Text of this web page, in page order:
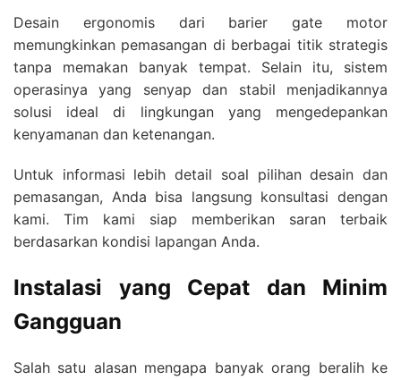
Desain ergonomis dari barier gate motor
memungkinkan pemasangan di berbagai titik strategis
tanpa memakan banyak tempat. Selain itu, sistem
operasinya yang senyap dan stabil menjadikannya
solusi ideal di lingkungan yang mengedepankan
kenyamanan dan ketenangan.
Untuk informasi lebih detail soal pilihan desain dan
pemasangan, Anda bisa langsung konsultasi dengan
kami. Tim kami siap memberikan saran terbaik
berdasarkan kondisi lapangan Anda.
Instalasi yang Cepat dan Minim
Gangguan
Salah satu alasan mengapa banyak orang beralih ke